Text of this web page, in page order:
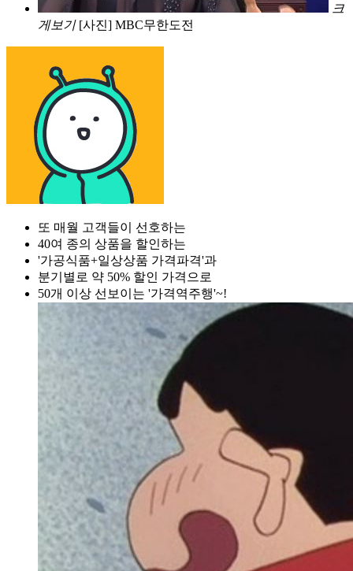
크
게보기 [사진] MBC무한도전
또 매월 고객들이 선호하는
40여 종의 상품을 할인하는
'가공식품+일상상품 가격파격'과
분기별로 약 50% 할인 가격으로
50개 이상 선보이는 '가격역주행'~!